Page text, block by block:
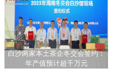
白沙两家本土茶企冬交会签约：
年产值预计超千万元